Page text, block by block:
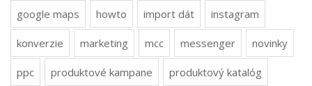
google maps howto import dát instagram
konverzie marketing mcc messenger novinky
ppc produktové kampane produktový katalóg